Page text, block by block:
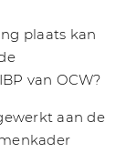
plaats kan
van OCW?
aan de